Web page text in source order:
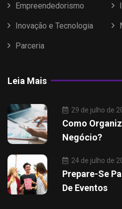
Empreendedorismo
Inovação e Tecnologia
Parceria
Leia Mais
29 de julho de
Como
Negócio?
24 de julho de
Prepare-Se
De Eventos